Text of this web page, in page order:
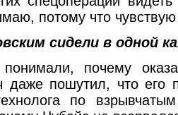
потому что
сидели в одной
почему
даже пошутил, что его
по